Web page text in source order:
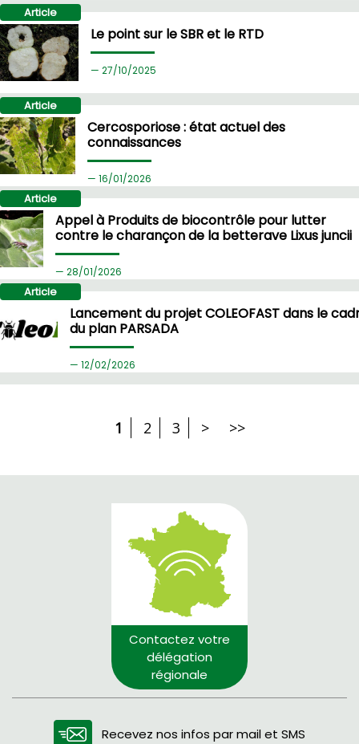
Article
Le point sur le SBR et le RTD
27/10/2025
Article
Cercosporiose : état actuel des
connaissances
16/01/2026
Article
Appel à Produits de biocontrôle pour lutter
contre le charançon de la betterave Lixus juncii
28/01/2026
Article
Lancement du projet COLEOFAST dans le
du plan PARSADA
12/02/2026
1 2 3 > >>
Contactez votre
délégation
régionale
Recevez nos infos par mail et SMS